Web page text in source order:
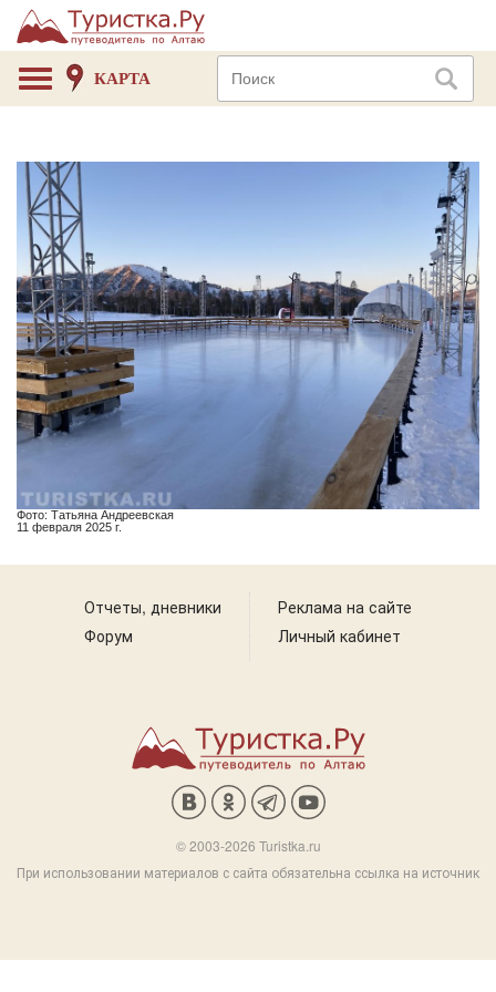
КАРТА
Фото: Татьяна Андреевская
11 февраля 2025 г.
Отчеты, дневники
Форум
Реклама на сайте
Личный кабинет
© 2003-2026 Turistka.ru
При использовании материалов с сайта обязательна ссылка на источник